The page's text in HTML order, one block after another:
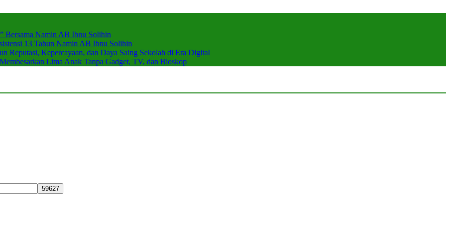
Bersama Namin AB Ibnu Solihin
13 Tahun Namin AB Ibnu Solihin
Reputasi, Kepercayaan, dan Daya Saing Sekolah di Era Digital
Lima Anak Tanpa Gadget, TV, dan Bioskop